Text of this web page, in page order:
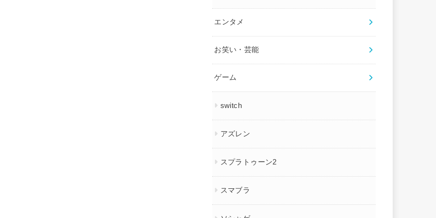
エンタメ
お笑い・芸能
ゲーム
switch
アズレン
スプラトゥーン2
スマブラ